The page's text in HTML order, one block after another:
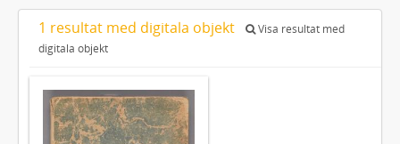
1 resultat med digitala objekt
Visa resultat med
digitala objekt